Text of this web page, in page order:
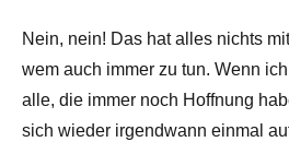
Nein, nein! Das hat alles nichts
wem auch immer zu tun. Wenn
alle, die immer noch Hoffnung
sich wieder irgendwann einmal